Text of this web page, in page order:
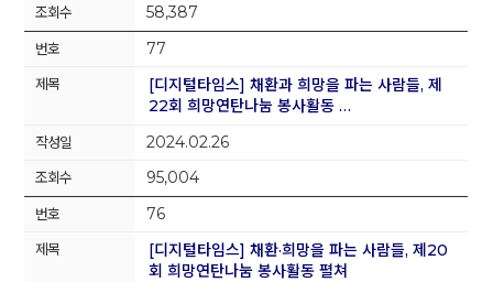
58,387
77
[디지털타임스] 채환과 희망을 파는 사람들, 제
22회 희망연탄나눔 봉사활동 …
2024.02.26
95,004
76
[디지털타임스] 채환·희망을 파는 사람들, 제20
회 희망연탄나눔 봉사활동 펼쳐